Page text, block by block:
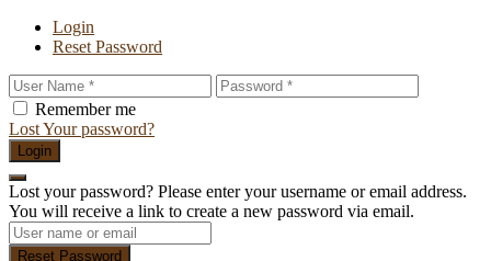
Login
Reset Password
Remember me
Lost Your password?
Login
Lost your password? Please enter your username or email address.
You will receive a link to create a new password via email.
Reset Password